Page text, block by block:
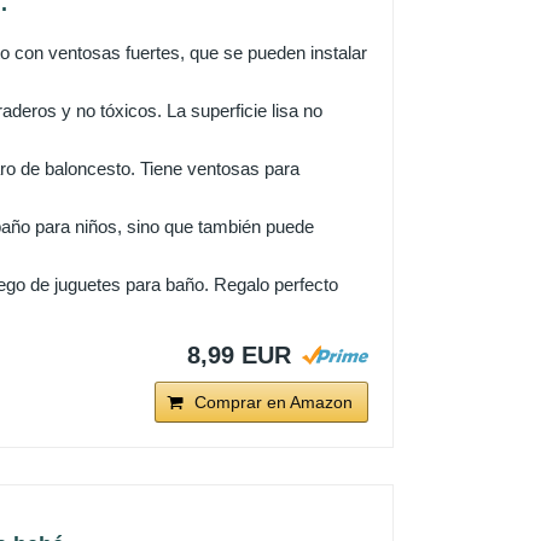
con ventosas fuertes, que se pueden instalar
y no tóxicos. La superficie lisa no
de baloncesto. Tiene ventosas para
para niños, sino que también puede
de juguetes para baño. Regalo perfecto
8,99 EUR
Comprar en Amazon